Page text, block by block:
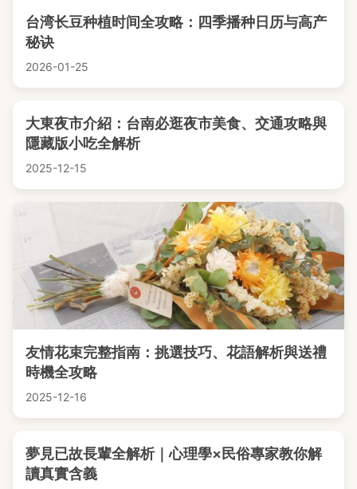
台湾长豆种植时间全攻略：四季播种日历与高产
秘诀
2026-01-25
大東夜市介紹：台南必逛夜市美食、交通攻略與
隱藏版小吃全解析
2025-12-15
友情花束完整指南：挑選技巧、花語解析與送禮
時機全攻略
2025-12-16
夢見已故長輩全解析｜心理學×民俗專家教你解
讀真實含義